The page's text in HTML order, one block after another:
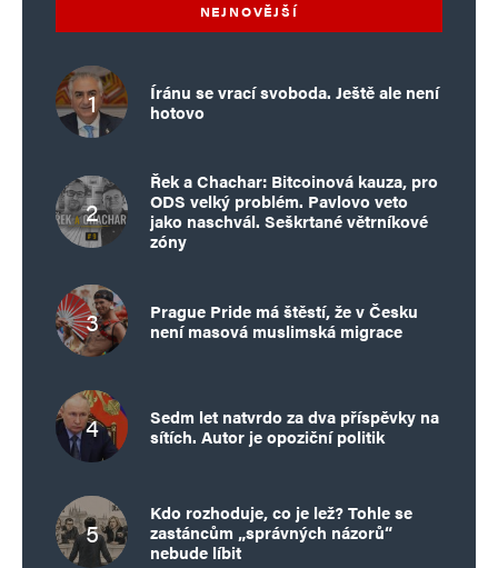
NEJNOVĚJŠÍ
Íránu se vrací svoboda. Ještě ale není
hotovo
Řek a Chachar: Bitcoinová kauza, pro
ODS velký problém. Pavlovo veto
jako naschvál. Seškrtané větrníkové
zóny
Prague Pride má štěstí, že v Česku
není masová muslimská migrace
Sedm let natvrdo za dva příspěvky na
sítích. Autor je opoziční politik
Kdo rozhoduje, co je lež? Tohle se
zastáncům „správných názorů“
nebude líbit